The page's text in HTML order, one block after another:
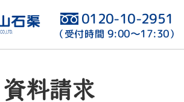
0120-10-2951
（受付時間 9:00〜17:30）
資料請求